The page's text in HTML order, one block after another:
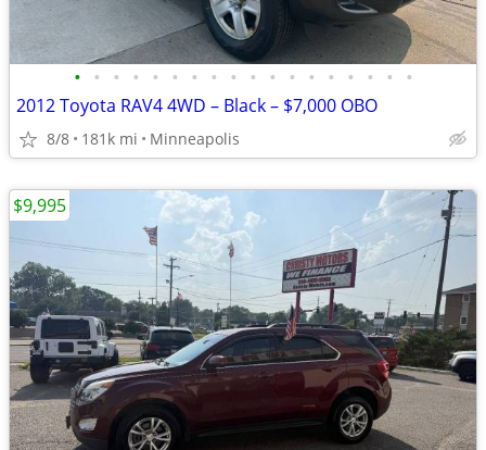
• • • • • • • • • • • • • • • • • •
2012 Toyota RAV4 4WD – Black – $7,000 OBO
8/8 181k mi Minneapolis
$9,995